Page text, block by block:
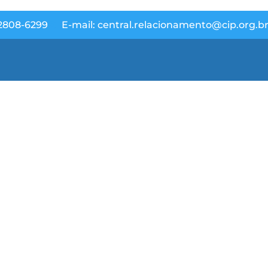
6299 E-mail: central.relacionamento@cip.org.br